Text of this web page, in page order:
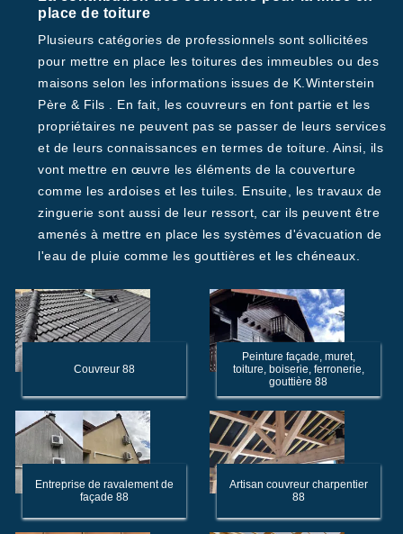
place de toiture
Plusieurs catégories de professionnels sont sollicitées
pour mettre en place les toitures des immeubles ou des
maisons selon les informations issues de K.Winterstein
Père & Fils . En fait, les couvreurs en font partie et les
propriétaires ne peuvent pas se passer de leurs services
et de leurs connaissances en termes de toiture. Ainsi, ils
vont mettre en œuvre les éléments de la couverture
comme les ardoises et les tuiles. Ensuite, les travaux de
zinguerie sont aussi de leur ressort, car ils peuvent être
amenés à mettre en place les systèmes d'évacuation de
l'eau de pluie comme les gouttières et les chéneaux.
Couvreur 88
Peinture façade, muret,
toiture, boiserie, ferronerie,
gouttière 88
Entreprise de ravalement de
façade 88
Artisan couvreur charpentier
88